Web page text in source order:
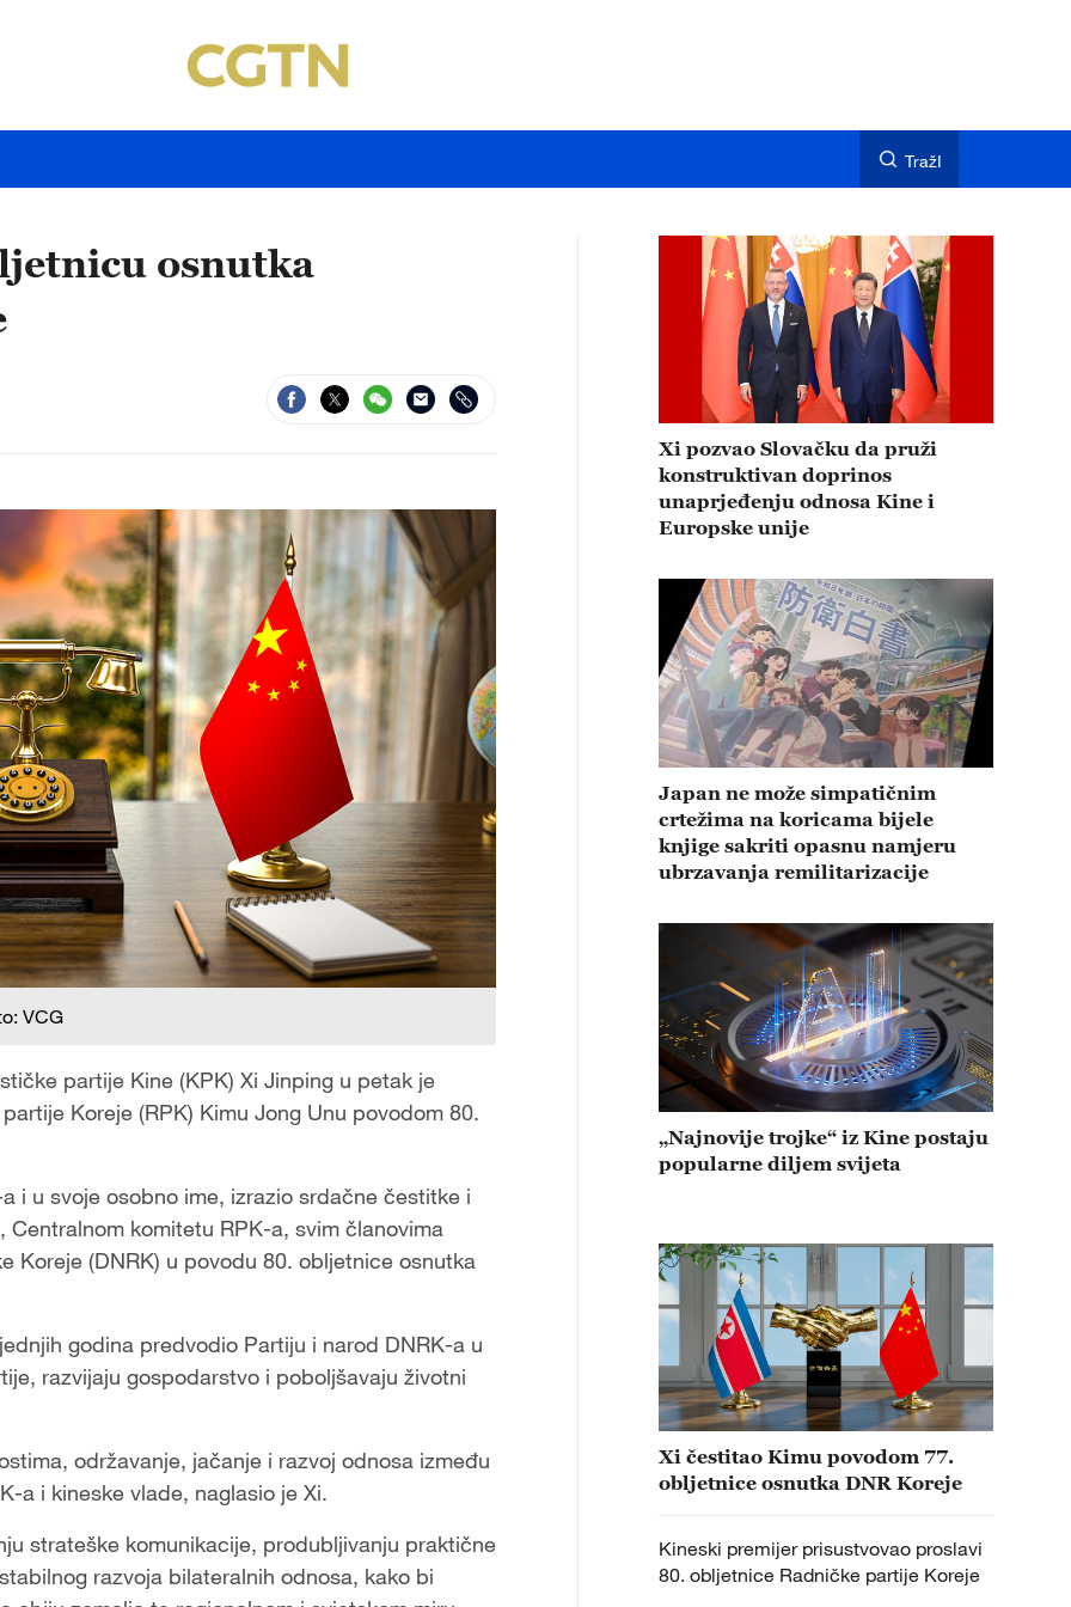
TražI
osnutka
VCG
partije Kine (KPK) Xi Jinping u petak je
Koreje (RPK) Kimu Jong Unu povodom 80.
i u svoje osobno ime, izrazio srdačne čestitke i
komitetu RPK-a, svim članovima
Koreje (DNRK) u povodu 80. obljetnice osnutka
godina predvodio Partiju i narod DNRK-a u
razvijaju gospodarstvo i poboljšavaju životni
održavanje, jačanje i razvoj odnosa između
a i kineske vlade, naglasio je Xi.
strateške komunikacije, produbljivanju praktične
razvoja bilateralnih odnosa, kako bi
Xi pozvao Slovačku da pruži
konstruktivan doprinos
unaprjeđenju odnosa Kine i
Europske unije
Japan ne može simpatičnim
crtežima na koricama bijele
knjige sakriti opasnu namjeru
ubrzavanja remilitarizacije
„Najnovije trojke“ iz Kine postaju
popularne diljem svijeta
Xi čestitao Kimu povodom 77.
obljetnice osnutka DNR Koreje
Kineski premijer prisustvovao proslavi
80. obljetnice Radničke partije Koreje